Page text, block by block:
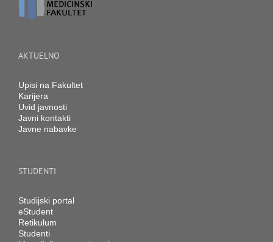
AKTUELNO
Upisi na Fakultet
Karijera
Uvid javnosti
Javni kontakti
Javne nabavke
STUDENTI
Studijski portal
eStudent
Retikulum
Studenti